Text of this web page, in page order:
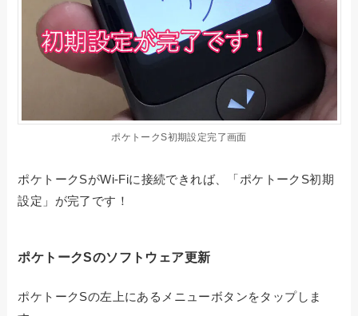
ポケトークS初期設定完了画面
ポケトークSがWi-Fiに接続できれば、「ポケトークS初期
設定」が完了です！
ポケトークSのソフトウェア更新
ポケトークSの左上にあるメニューボタンをタップしま